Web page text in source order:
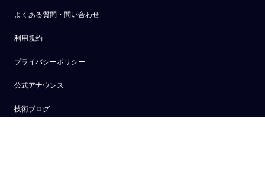
よくある質問・問い合わせ
利用規約
プライバシーポリシー
公式アナウンス
技術ブログ